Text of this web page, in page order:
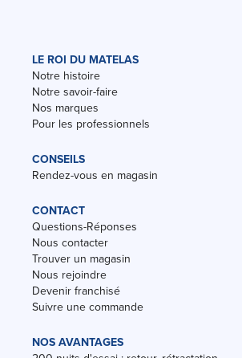
LE ROI DU MATELAS
Notre histoire
Notre savoir-faire
Nos marques
Pour les professionnels
CONSEILS
Rendez-vous en magasin
CONTACT
Questions-Réponses
Nous contacter
Trouver un magasin
Nous rejoindre
Devenir franchisé
Suivre une commande
NOS AVANTAGES